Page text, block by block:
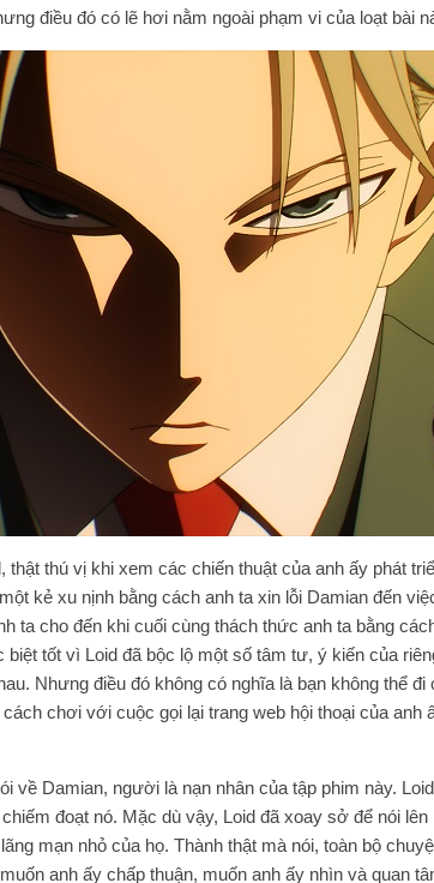
điều đó có lẽ hơi nằm ngoài phạm vi của loạt bài
thật thú vị khi xem các chiến thuật của anh ấy phát
kẻ xu nịnh bằng cách anh ta xin lỗi Damian đến
ta cho đến khi cuối cùng thách thức anh ta bằng
biệt tốt vì Loid đã bộc lộ một số tâm tư, ý kiến ​​​​của
Nhưng điều đó không có nghĩa là bạn không thể
chơi với cuộc gọi lại trang web hội thoại của anh
về Damian, người là nạn nhân của tập phim này.
đoạt nó. Mặc dù vậy, Loid đã xoay sở để nói
mạn nhỏ của họ. Thành thật mà nói, toàn bộ
anh ấy chấp thuận, muốn anh ấy nhìn và quan